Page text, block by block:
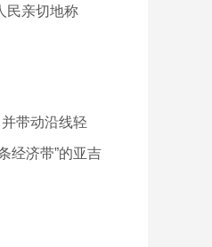
民亲切地称
带动沿线轻
经济带”的亚吉